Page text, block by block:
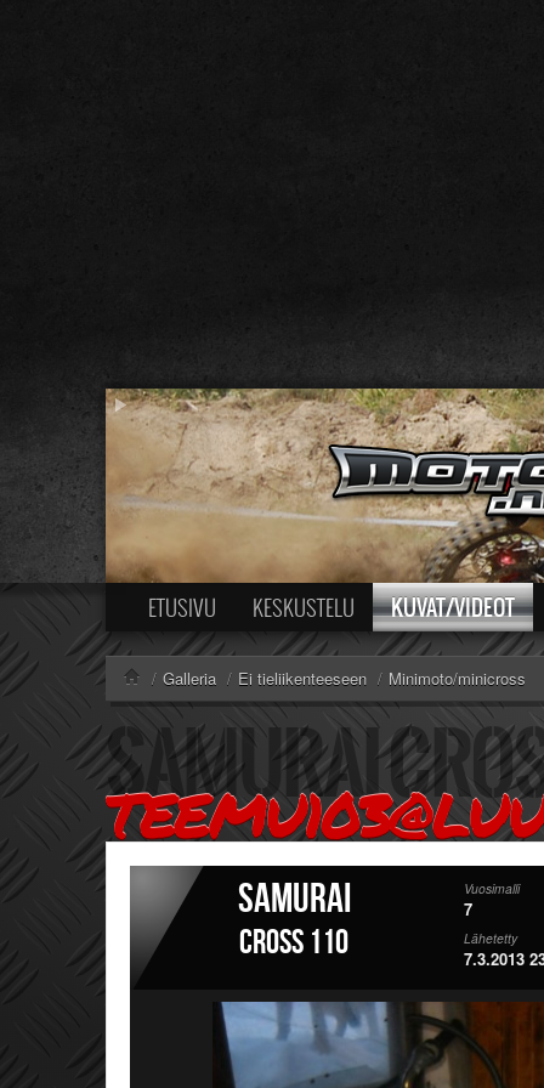
ETUSIVU KESKUSTELU KUVAT/VIDEOT
/ Galleria / Ei tieliikenteeseen / Minimoto/minicross
Samurai
Cross 110
Vuosimalli
7
Lähetetty
7.3.2013